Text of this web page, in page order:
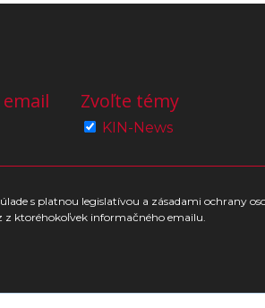
Zvoľte témy
KIN-News
s platnou legislatívou a zásadami ochrany
ktoréhokoľvek informačného emailu.